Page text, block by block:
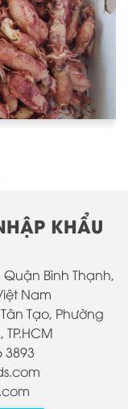
KHẨU
Bình Thạnh,
Nam
Tạo, Phường
3893